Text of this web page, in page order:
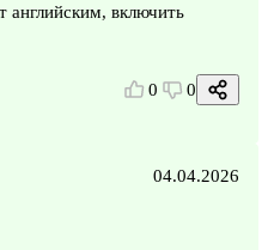
английским, включить
0 0
04.04.2026